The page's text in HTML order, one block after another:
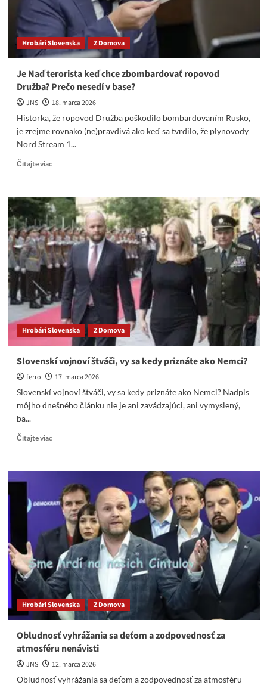
Hrobári Slovenska Z Domova
Je Naď terorista keď chce zbombardovať ropovod
Družba? Prečo nesedí v base?
JNS
18. marca 2026
Historka, že ropovod Družba poškodilo bombardovaním Rusko,
je zrejme rovnako (ne)pravdivá ako keď sa tvrdilo, že plynovody
Nord Stream 1...
Čítajte viacRead
Je
Naď
terorista
keď
chce
zbombardovať
ropovod
Družba?
Prečo
nesedí
v
base?
Hrobári Slovenska Z Domova
Slovenskí vojnoví štváči, vy sa kedy priznáte ako Nemci?
ferro
17. marca 2026
Slovenskí vojnoví štváči, vy sa kedy priznáte ako Nemci? Nadpis
môjho dnešného článku nie je ani zavádzajúci, ani vymyslený,
ba...
Čítajte viacRead
Slovenskí
vojnoví
štváči,
vy
kedy
priznáte
Nemci?
Hrobári Slovenska Z Domova
Obludnosť vyhrážania sa deťom a zodpovednosť za
atmosféru nenávisti
JNS
12. marca 2026
Obludnosť vyhrážania sa deťom a zodpovednosť za atmosféru